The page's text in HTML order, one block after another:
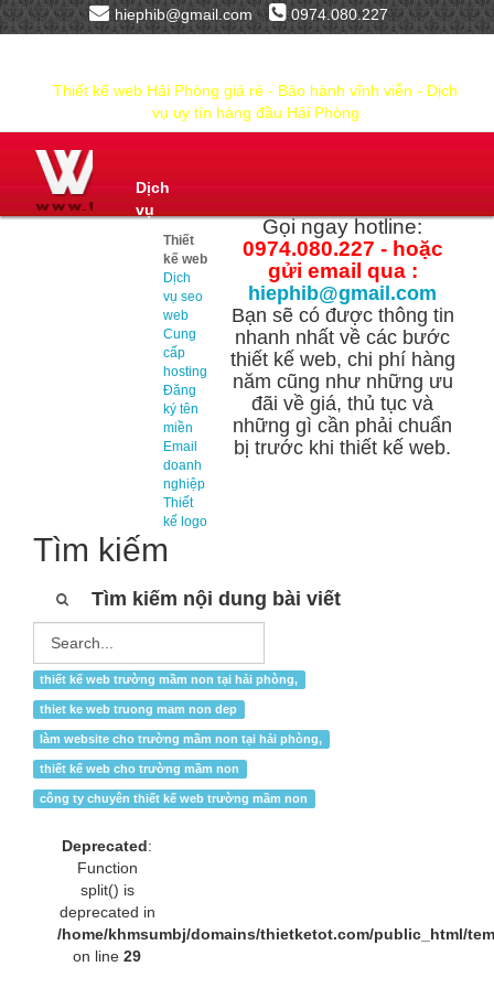
hiephib@gmail.com 0974.080.227
Thiết kế web Hải Phòng giá rẻ - Bảo hành vĩnh viễn - Dịch
vụ uy tín hàng đầu Hải Phòng
Dịch
vụ
Thiết
kế web
Dịch
vụ seo
web
Cung
cấp
hosting
Đăng
ký tên
miền
Email
doanh
nghiệp
Thiết
kế logo
Gọi ngay hotline:
0974.080.227 - hoặc
gửi email qua :
hiephib@gmail.com
Bạn sẽ có được thông tin
nhanh nhất về các bước
thiết kế web, chi phí hàng
năm cũng như những ưu
đãi về giá, thủ tục và
những gì cần phải chuẩn
bị trước khi thiết kế web.
Tìm kiếm
Tìm kiếm nội dung bài viết
thiết kế web trường mầm non tại hải phòng,
thiet ke web truong mam non dep
làm website cho trường mầm non tại hải phòng,
thiết kế web cho trường mầm non
công ty chuyên thiết kế web trường mầm non
Deprecated:
Function
split() is
deprecated in
/home/khmsumbj/domains/thietketot.com/public_html/
on line29